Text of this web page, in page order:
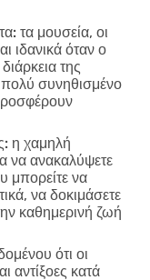
τα μουσεία, οι
ιδανικά όταν ο
της
πολύ συνηθισμένο
η χαμηλή
να ανακαλύψετε
μπορείτε να
να δοκιμάσετε
καθημερινή ζωή
ότι οι
αντίξοες κατά